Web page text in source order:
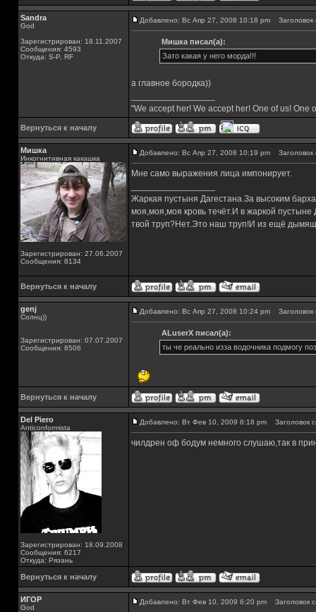
Sandra
God
Зарегистрирован: 18.11.2007
Сообщения: 4593
Откуда: S-P, RF
Добавлено: Вс Апр 27, 2008 10:18 pm Заголовок
Мишка писал(а):
Зато какая у него морда!!!
а главное бородка))
"We accept her! We accept her! One of us!
Вернуться к началу
Мишка
Инкогнитивная какашка
Зарегистрирован: 27.06.2007
Сообщения: 8134
Добавлено: Вс Апр 27, 2008 10:19 pm Заголовок
Мне само выражения лица импонирует.
Жаркая пустыня Дагестана.За высоким
моя,моя,моя кровь течёт.И в жаркой
твой труп?Нет.Это наш труп!И из ещё
Вернуться к началу
genj
Солнц))
Зарегистрирован: 07.07.2007
Сообщения: 8506
Добавлено: Вс Апр 27, 2008 10:24 pm Заголовок
ALuserX писал(а):
ты че реально изза водочника подмогу
Вернуться к началу
Del Piero
Аnticonformista
Зарегистрирован: 18.09.2008
Сообщения: 6217
Откуда: Рязань
Добавлено: Вт Фев 10, 2009 6:18 pm Заголовок
чилдрен оф бoдум немного слушаю,так в
Вернуться к началу
ИГОР
God
Добавлено: Вт Фев 10, 2009 6:20 pm Заголовок